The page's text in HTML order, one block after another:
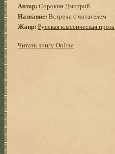
Автор: Сорокин Дмитрий
Название: Встреча с читателем
Жанр: Русская классическая проза
Читать книгу Online